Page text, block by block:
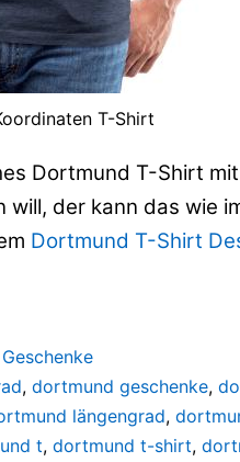
T-Shirt
Dortmund T-Shirt
der kann das wie
Dortmund T-Shirt
, dortmund geschenke,
längengrad,
t, dortmund t-shirt,